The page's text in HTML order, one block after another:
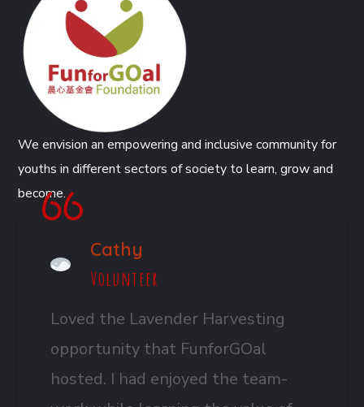
We envision an empowering and inclusive community for
youths in different sectors of society to learn, grow and
become.
Cathy
Volunteer
Loved the Lavender Harvesting
opportunity that FunforGOal
hosted. I had enjoyed the team-